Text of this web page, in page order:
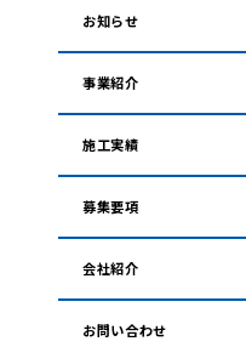
お知らせ
事業紹介
施工実績
募集要項
会社紹介
お問い合わせ